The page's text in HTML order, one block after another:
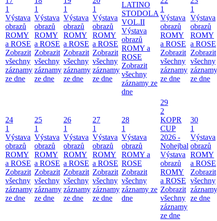
1
Výstava
obrazů
ROMY
a ROSE
Zobrazit
všechny
záznamy
ze dne
1
Výstava
obrazů
ROMY
a ROSE
Zobrazit
všechny
záznamy
ze dne
1
Výstava
obrazů
ROMY
a ROSE
Zobrazit
všechny
záznamy
ze dne
1
Výstava
obrazů
ROMY
a ROSE
Zobrazit
všechny
záznamy
ze dne
LATINO
STODOLA
VOL.II
Výstava
obrazů
ROMY a
ROSE
Zobrazit
všechny
záznamy ze
dne
1
Výstava
obrazů
ROMY
a ROSE
Zobrazit
všechny
záznamy
ze dne
1
Výstava
obrazů
ROMY
a ROSE
Zobrazit
všechny
záznamy
ze dne
24
1
Výstava
obrazů
ROMY
a ROSE
Zobrazit
všechny
záznamy
ze dne
25
1
Výstava
obrazů
ROMY
a ROSE
Zobrazit
všechny
záznamy
ze dne
26
1
Výstava
obrazů
ROMY
a ROSE
Zobrazit
všechny
záznamy
ze dne
27
1
Výstava
obrazů
ROMY
a ROSE
Zobrazit
všechny
záznamy
ze dne
28
1
Výstava
obrazů
ROMY a
ROSE
Zobrazit
všechny
záznamy ze
dne
29
2
KOPR
CUP
2026 -
Nohejbal
Výstava
obrazů
ROMY
a ROSE
Zobrazit
všechny
záznamy
ze dne
30
1
Výstava
obrazů
ROMY
a ROSE
Zobrazit
všechny
záznamy
ze dne